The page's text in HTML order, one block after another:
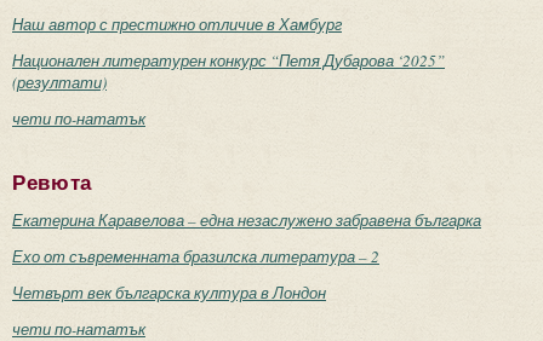
Наш автор с престижно отличие в Хамбург
Национален литературен конкурс “Петя Дубарова ‘2025”
(резултати)
чети по-нататък
Ревюта
Екатерина Каравелова – една незаслужено забравена българка
Ехо от съвременната бразилска литература – 2
Четвърт век българска култура в Лондон
чети по-нататък